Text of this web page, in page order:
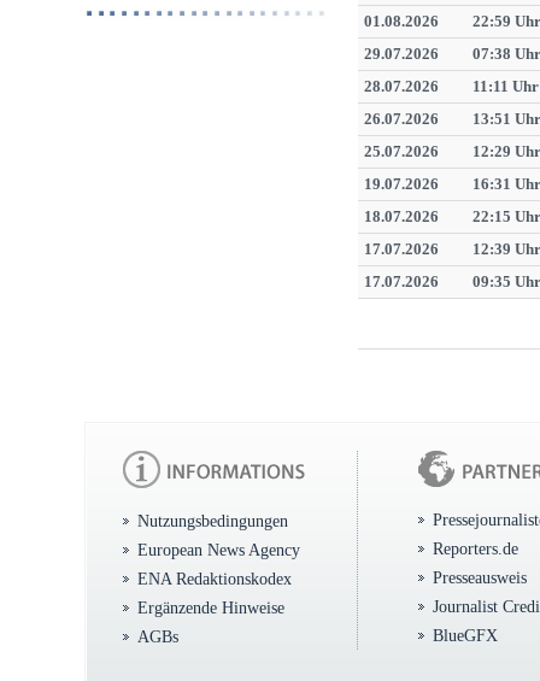
01.08.2026
22:59 Uhr
29.07.2026
07:38 Uhr
28.07.2026
11:11 Uhr
26.07.2026
13:51 Uhr
25.07.2026
12:29 Uhr
19.07.2026
16:31 Uhr
18.07.2026
22:15 Uhr
17.07.2026
12:39 Uhr
17.07.2026
09:35 Uhr
Nutzungsbedingungen
European News Agency
ENA Redaktionskodex
Ergänzende Hinweise
AGBs
Reporters.de
Presseausweis
Journalist
BlueGFX